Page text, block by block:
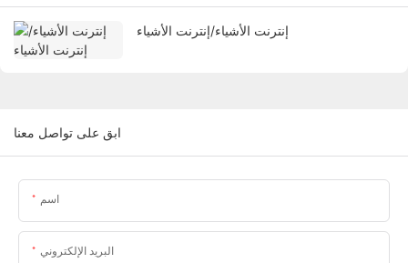
إنترنت الأشياء/إنترنت الأشياء
ابق على تواصل معنا
اسم
البريد الإلكتروني